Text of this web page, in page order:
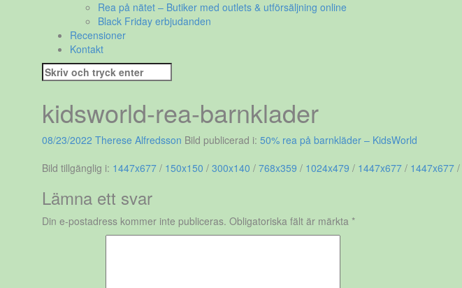
Rea på nätet – Butiker med outlets & utförsäljning online
Black Friday erbjudanden
Recensioner
Kontakt
Sök
efter:
kidsworld-rea-barnklader
08/23/2022 Therese Alfredsson Bild publicerad i: 50% rea på barnkläder – KidsWorld
Bild tillgänglig i: 1447x677/ 150x150 / 300x140 / 768x359 / 1024x479 / 1447x677/ 1447x677/
Lämna ett svar
Din e-postadress kommer inte publiceras. Obligatoriska fält är märkta *